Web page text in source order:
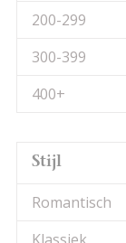
200-299
300-399
400+
Stijl
Romantisch